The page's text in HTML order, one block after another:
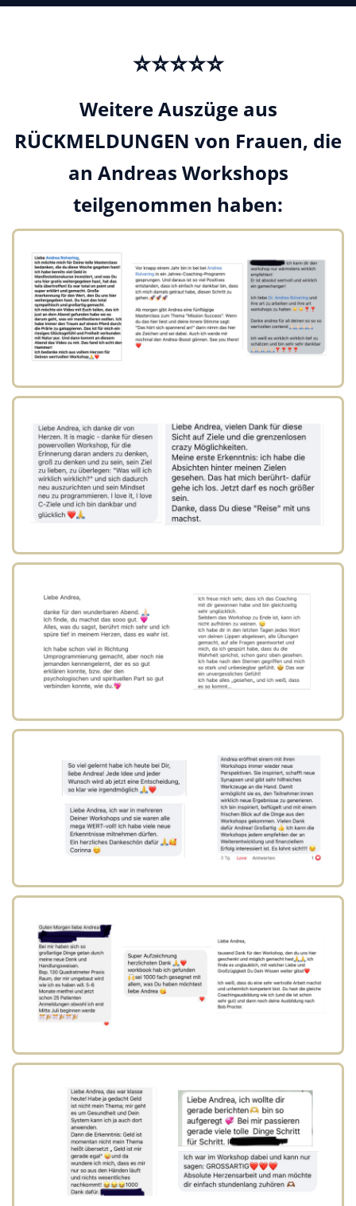
⭐️⭐️⭐️⭐️⭐️
Weitere Auszüge aus
RÜCKMELDUNGEN von Frauen, die
an Andreas Workshops
teilgenommen haben: